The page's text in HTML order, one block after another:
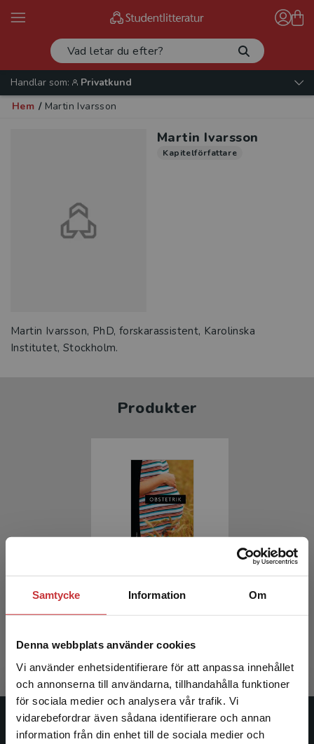
Samtycke Information Om
Denna webbplats använder cookies
Vi använder enhetsidentifierare för att anpassa innehållet
och annonserna till användarna, tillhandahålla funktioner
för sociala medier och analysera vår trafik. Vi
vidarebefordrar även sådana identifierare och annan
information från din enhet till de sociala medier och
Begränsad fraktregion
Handlar som:
Privatkund
Hem / Martin Ivarsson
Martin Ivarsson
Kapitelförfattare
Martin Ivarsson, PhD, forskarassistent, Karolinska
Institutet, Stockholm.
Produkter
Obstetrik
Ajne, Gunilla m.fl. (red.)
Exkl. moms: 860 kr
Studentlitteratur